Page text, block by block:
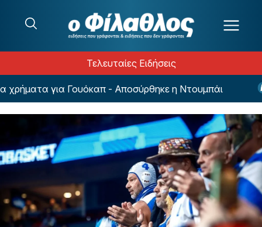
Τελευταίες Ειδήσεις
για Γουόκαπ - Αποσύρθηκε η Ντουμπάι